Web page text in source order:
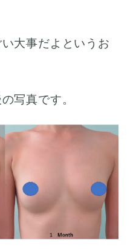
大事だよというお
写真です。